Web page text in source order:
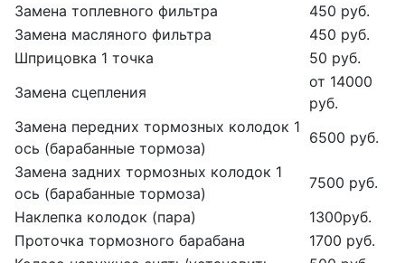
Замена топлевного фильтра
450 руб.
Замена масляного фильтра
450 руб.
Шприцовка 1 точка
50 руб.
Замена сцепления
от 14000
руб.
Замена передних тормозных колодок 1
ось (барабанные тормоза)
6500 руб.
Замена задних тормозных колодок 1
ось (барабанные тормоза)
7500 руб.
Наклепка колодок (пара)
1300руб.
Проточка тормозного барабана
1700 руб.